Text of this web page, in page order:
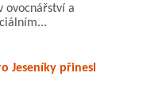
ovocnářství a
Jeseníky přinesl